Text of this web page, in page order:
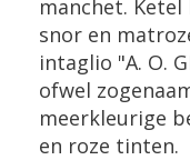
manchet. Ketel
snor en
intaglio "A. O.
ofwel
meerkleurige
en roze tinten.